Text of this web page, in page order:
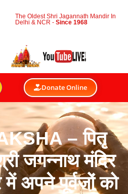
The Oldest Shri Jagannath Mandir In
Delhi & NCR -Since 1968
Donate Online
– पितृ
जगन्नाथ मंदिर
में अपने पूर्वजों को